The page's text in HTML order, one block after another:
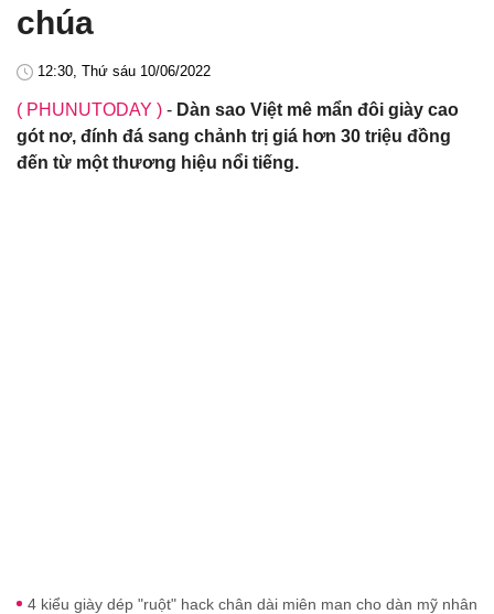
chúa
12:30, Thứ sáu 10/06/2022
( PHUNUTODAY ) - Dàn sao Việt mê mẩn đôi giày cao
gót nơ, đính đá sang chảnh trị giá hơn 30 triệu đồng
đến từ một thương hiệu nổi tiếng.
4 kiểu giày dép "ruột" hack chân dài miên man cho dàn mỹ nhân